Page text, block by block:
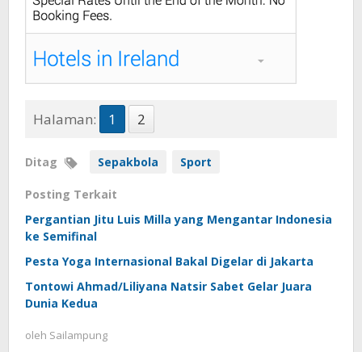
Halaman: 1 2
Ditag Sepakbola Sport
Posting Terkait
Pergantian Jitu Luis Milla yang Mengantar Indonesia
ke Semifinal
Pesta Yoga Internasional Bakal Digelar di Jakarta
Tontowi Ahmad/Liliyana Natsir Sabet Gelar Juara
Dunia Kedua
oleh Sailampung